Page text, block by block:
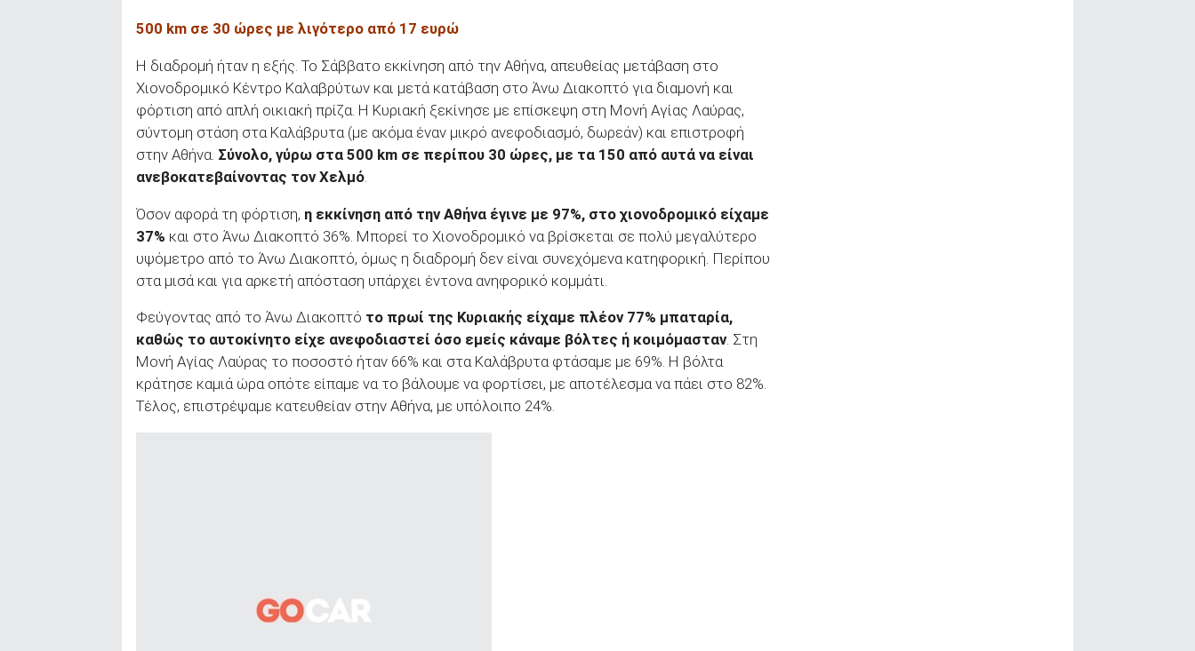
500 km σε 30 ώρες με λιγότερο από 17 ευρώ
Η διαδρομή ήταν η εξής. Το Σάββατο εκκίνηση από την Αθήνα, απευθείας μετάβαση στο
Χιονοδρομικό Κέντρο Καλαβρύτων και μετά κατάβαση στο Άνω Διακοπτό για διαμονή και
φόρτιση από απλή οικιακή πρίζα. Η Κυριακή ξεκίνησε με επίσκεψη στη Μονή Αγίας Λαύρας,
σύντομη στάση στα Καλάβρυτα (με ακόμα έναν μικρό ανεφοδιασμό, δωρεάν) και επιστροφή
στην Αθήνα. Σύνολο, γύρω στα 500 km σε περίπου 30 ώρες, με τα 150 από αυτά να είναι
ανεβοκατεβαίνοντας τον Χελμό
Όσον αφορά τη φόρτιση, η εκκίνηση από την Αθήνα έγινε με 97%, στο χιονοδρομικό είχαμε
37% και στο Άνω Διακοπτό 36%. Μπορεί το Χιονοδρομικό να βρίσκεται σε πολύ μεγαλύτερο
υψόμετρο από το Άνω Διακοπτό, όμως η διαδρομή δεν είναι συνεχόμενα κατηφορική. Περίπου
στα μισά και για αρκετή απόσταση υπάρχει έντονα ανηφορικό κομμάτι.
Φεύγοντας από το Άνω Διακοπτό το πρωί της Κυριακής είχαμε πλέον 77% μπαταρία,
καθώς το αυτοκίνητο είχε ανεφοδιαστεί όσο εμείς κάναμε βόλτες ή κοιμόμασταν. Στη
Μονή Αγίας Λαύρας το ποσοστό ήταν 66% και στα Καλάβρυτα φτάσαμε με 69%. Η βόλτα
κράτησε καμιά ώρα οπότε είπαμε να το βάλουμε να φορτίσει, με αποτέλεσμα να πάει στο 82%.
Τέλος, επιστρέψαμε κατευθείαν στην Αθήνα, με υπόλοιπο 24%.